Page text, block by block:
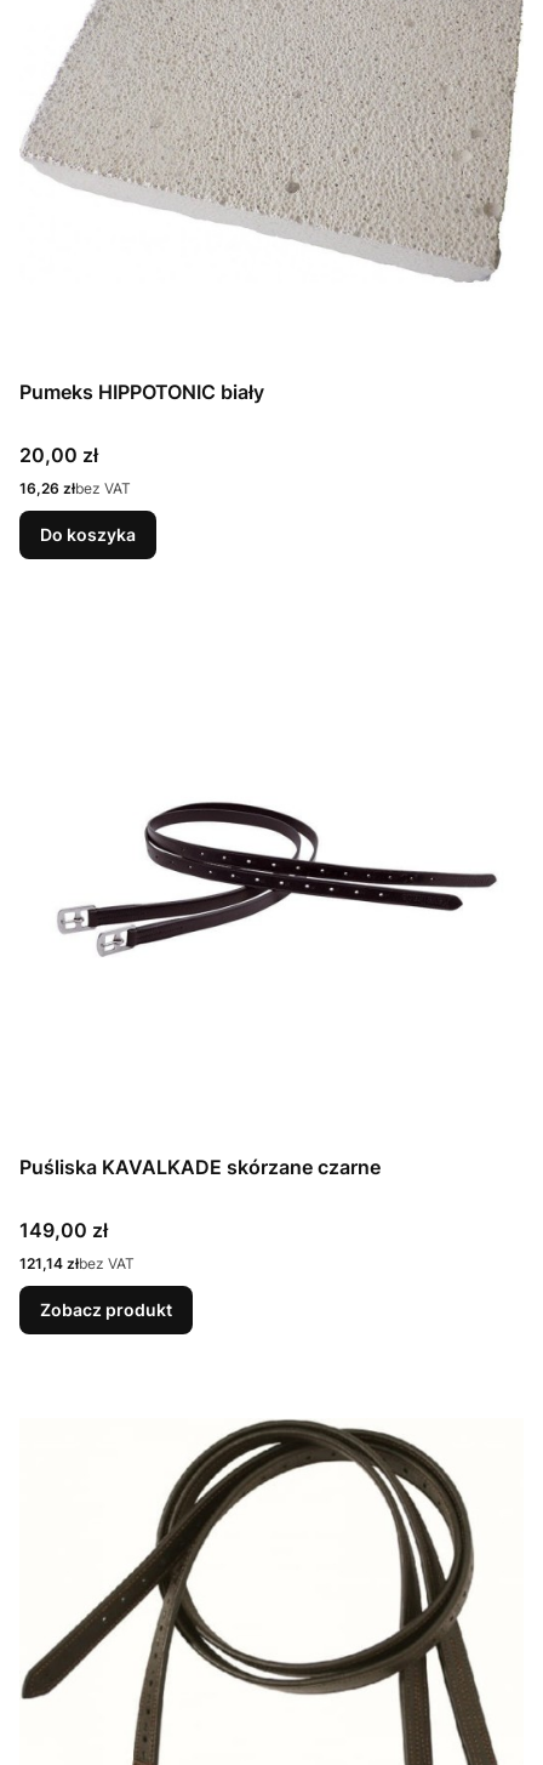
Pumeks HIPPOTONIC biały
Cena
20,00 zł
Cena
16,26 złbez VAT
Do koszyka
Puśliska KAVALKADE skórzane czarne
Cena
149,00 zł
Cena
121,14 złbez VAT
Zobacz produkt